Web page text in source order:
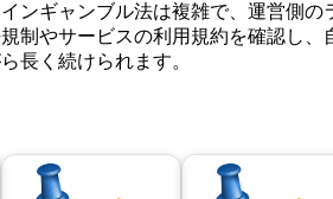
ンギャンブル法は複雑で、運営側
制やサービスの利用規約を確認し
長く続けられます。